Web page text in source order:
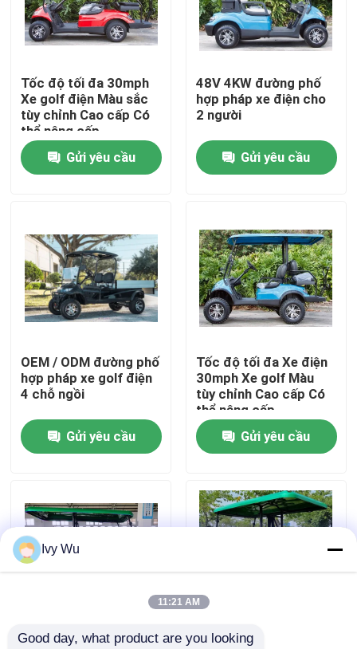
Các sản phẩm
Về chúng tôi
Kiểm soát chất lượng
Liên hệ chúng tôi
Gương bên xe gôn
Bảng điều khiển xe gôn
Tốc độ tối đa 30mph
Xe golf điện Màu sắc
tùy chỉnh Cao cấp Có
thể nâng cấp
Gửi yêu cầu
48V 4KW đường phố
hợp pháp xe điện cho
2 người
Gửi yêu cầu
OEM / ODM đường phố
hợp pháp xe golf điện
4 chỗ ngồi
Gửi yêu cầu
Tốc độ tối đa Xe điện
30mph Xe golf Màu
tùy chỉnh Cao cấp Có
thể nâng cấp
Gửi yêu cầu
OEM ODM 4 bánh đĩa OEM ODM 4 bánh đĩa
Ivy Wu
11:21 AM
Good day, what product are you looking